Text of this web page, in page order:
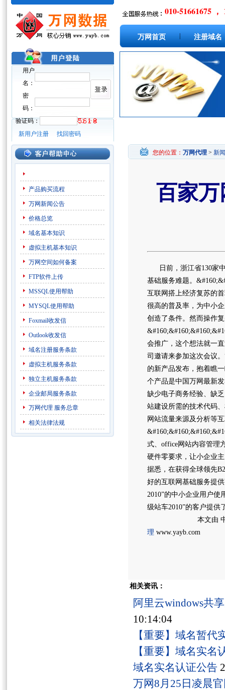
用户
名：
密
码：
验证码：
新用户注册
找回密码
010-51661675 ，
万网首页 注册域名
产品购买流程
万网新闻公告
价格总览
域名基本知识
虚拟主机基本知识
万网空间如何备案
FTP软件上传
MSSQL使用帮助
MYSQL使用帮助
Foxmail收发信
Outlook收发信
域名注册服务条款
虚拟主机服务条款
独立主机服务条款
企业邮局服务条款
万网代理 服务总章
相关法律法规
您的位置： 万网代理 > 新
百家
日前，浙江省130家中
基础服务难题。
互联网搭上经济复苏的
很高的普及率，为中小
创造了条件。然而操作
会推广，这个想法就一
司邀请来参加这次会议
的新产品发布，抱着瞧
个产品是中国万网最新
缺少电子商务经验、缺
站建设所需的技术代码
网站流量来源及分析等
式、office网站内容管理
硬件零要求，让小企业
据悉，在获得全球领先
好的互联网基础服务提
2010”的中小企业用户
级站车2010”的客户提
本文由 中
理 www.yayb.com
相关资讯：
阿里云windows共
10:14:04
【重要】域名暂代
【重要】域名实名
域名实名认证公告
万网8月25日凌晨